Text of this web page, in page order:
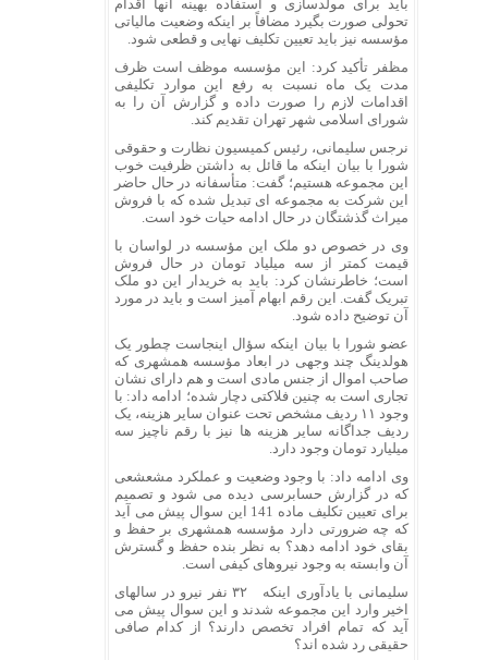
باید برای مولدسازی و استفاده بهینه آنها اقدام
تحولی صورت بگیرد مضافاً بر اینکه وضعیت مالیاتی
مؤسسه نیز باید تعیین تکلیف نهایی و قطعی شود.
مظفر تأکید کرد: این مؤسسه موظف است ظرف
مدت یک ماه نسبت به رفع این موارد تکلیفی
اقدامات لازم را صورت داده و گزارش آن را به
شورای اسلامی شهر تهران تقدیم کند.
نرجس سلیمانی، رئیس کمیسیون نظارت و حقوقی
شورا با بیان اینکه ما قائل به داشتن ظرفیت خوب
این مجموعه هستیم؛ گفت: متأسفانه در حال حاضر
این شرکت به مجموعه ای تبدیل شده که با فروش
میراث گذشتگان در حال ادامه حیات خود است.
وی در خصوص دو ملک این مؤسسه در لواسان با
قیمت کمتر از سه میلیاد تومان در حال فروش
است؛ خاطرنشان کرد: باید به خریدار این دو ملک
تبریک گفت. این رقم ابهام آمیز است و باید در مورد
آن توضیح داده شود.
عضو شورا با بیان اینکه سؤال اینجاست چطور یک
هولدینگ چند وجهی در ابعاد مؤسسه همشهری که
صاحب اموال از جنس مادی است و هم دارای نشان
تجاری است به چنین فلاکتی دچار شده؛ ادامه داد: با
وجود ۱۱ ردیف مشخص تحت عنوان سایر هزینه، یک
ردیف جداگانه سایر هزینه ها نیز با رقم ناچیز سه
میلیارد تومان وجود دارد.
وی ادامه داد: با وجود وضعیت و عملکرد مشعشعی
که در گزارش حسابرسی دیده می شود و تصمیم
برای تعیین تکلیف ماده 141 این سوال پیش می آید
که چه ضرورتی دارد مؤسسه همشهری بر حفظ و
بقای خود ادامه دهد؟ به نظر بنده حفظ و گسترش
آن وابسته به وجود نیروهای کیفی است.
سلیمانی با یادآوری اینکه ۳۲ نفر نیرو در سالهای
اخیر وارد این مجموعه شدند و این سوال پیش می
آید که تمام افراد تخصص دارند؟ از کدام صافی
حقیقی رد شده اند؟